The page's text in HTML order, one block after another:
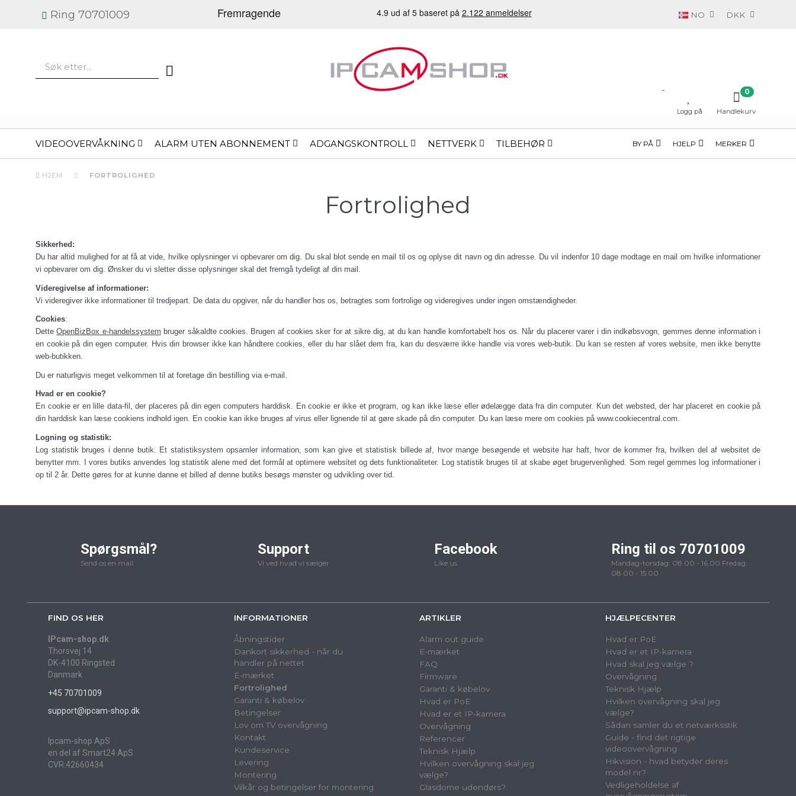
NO DKK
Ring 70701009
-
Logg på Handlekurv
0
VIDEOOVERVÅKNING ALARM UTEN ABONNEMENT ADGANGSKONTROLL NETTVERK TILBEHØR BY PÅ HJELP MERKER
HJEM FORTROLIGHED
Fortrolighed
Sikkerhed:
Du har altid mulighed for at få at vide, hvilke oplysninger vi opbevarer om dig. Du skal blot sende en mail til os og oplyse dit navn og din adresse. Du vil indenfor 10 dage modtage en mail om hvilke informationer
vi opbevarer om dig. Ønsker du vi sletter disse oplysninger skal det fremgå tydeligt af din mail.
Videregivelse af informationer:
Vi videregiver ikke informationer til tredjepart. De data du opgiver, når du handler hos os, betragtes som fortrolige og videregives under ingen omstændigheder.
Cookies:
DetteOpenBizBox e-handelssystem bruger såkaldte cookies. Brugen af cookies sker for at sikre dig, at du kan handle komfortabelt hos os. Når du placerer varer i din indkøbsvogn, gemmes denne information i
en cookie på din egen computer. Hvis din browser ikke kan håndtere cookies, eller du har slået dem fra, kan du desværre ikke handle via vores web-butik. Du kan se resten af vores website, men ikke benytte
web-butikken.
Du er naturligvis meget velkommen til at foretage din bestilling via e-mail.
Hvad er en cookie?
En cookie er en lille data-fil, der placeres på din egen computers harddisk. En cookie er ikke et program, og kan ikke læse eller ødelægge data fra din computer. Kun det websted, der har placeret en cookie på
din harddisk kan læse cookiens indhold igen. En cookie kan ikke bruges af virus eller lignende til at gøre skade på din computer. Du kan læse mere om cookies på www.cookiecentral.com.
Logning og statistik:
Log statistik bruges i denne butik. Et statistiksystem opsamler information, som kan give et statistisk billede af, hvor mange besøgende et website har haft, hvor de kommer fra, hvilken del af websitet de
benytter mm. I vores butiks anvendes log statistik alene med det formål at optimere websitet og dets funktionaliteter. Log statistik bruges til at skabe øget brugervenlighed.
Som regel gemmes log informationer i
op til 2 år. Dette gøres for at kunne danne et billed af denne butiks besøgs mønster og udvikling over tid.
Spørgsmål?
Send os en mail
Support
Vi ved hvad vi sælger
Facebook
Like us
Ring til os 70701009
Mandag-torsdag: 08.00 - 16.00 Fredag:
08.00 - 15.00
FIND OS HER
IPcam-shop.dk
Thorsvej 14
DK-4100 Ringsted
Danmark
+45 70701009
support@ipcam-shop.dk
Ipcam-shop ApS
en del af Smart24 ApS
CVR:42660434
INFORMATIONER
Åbningstider
Dankort sikkerhed - når du
handler på nettet
E-mærket
Fortrolighed
Garanti & købelov
Betingelser
Lov om TV overvågning
Kontakt
Kundeservice
Levering
Montering
Vilkår og betingelser for montering
ARTIKLER
Alarm out guide
E-mærket
FAQ
Firmware
Garanti & købelov
Hvad er PoE
Hvad er et IP-kamera
Overvågning
Referencer
Teknisk Hjælp
Hvilken overvågning skal jeg
vælge?
Glasdome udendørs?
HJÆLPECENTER
Hvad er PoE
Hvad er et IP-kamera
Hvad skal jeg vælge ?
Overvågning
Teknisk Hjælp
Hvilken overvågning skal jeg
vælge?
Sådan samler du et netværksstik
Guide - find det rigtige
videoovervågning
Hikvision - hvad betyder deres
model nr?
Vedligeholdelse af